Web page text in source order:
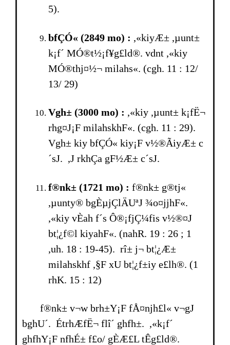
5).
bfÇÓ« (2849 mo) : ,«kiyÆ± ,µunt±
k¡f´ MÓ®t½¡f¥g£ld®. vdnt ,«kiy
MÓ®thj¤½¬ milahs«. (cgh. 11 : 12/
13/ 29)
Vgh± (3000 mo) : ,«kiy ,µunt± k¡fË¬
rhg¤J¡F milahskhF«. (cgh. 11 : 29).
Vgh± kiy bfÇÓ« kiy¡F v½®ÃiyÆ± c
´sJ. ,J rkhÇa gF½Æ± c´sJ.
f®nk± (1721 mo) : f®nk± g®tj«
,µunty® bgÈµjÇlÄUªJ ¾o¤jjhF«.
,«kiy vÈah f´s Ô®¡fjÇ¼fis v½®¤J
bt¦¿f©l kiyahF«. (nahR. 19 : 26 ; 1
,uh. 18 : 19-45). rî± j¬ bt¦¿Æ±
milahskhf ,§F xU bt¦¿f±iy e£lh®. (1
rhK. 15 : 12)
f®nk± v¬w brh±Y¡F fÅ¤njh£l« v¬gJ
bghU´. ÉtrhÆfË¬ flî´ ghfh±. ,«k¡f´
ghfhY¡F nfhÉ± f£o/ gÈÆ£L tÊg£ld®.